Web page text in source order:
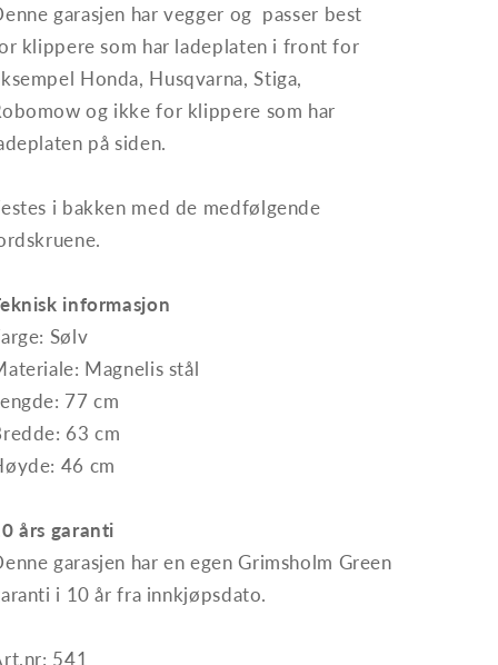
garasjen har vegger og passer best
klippere som har ladeplaten i front for
Honda, Husqvarna, Stiga,
og ikke for klippere som har
på siden.
i bakken med de medfølgende
informasjon
Sølv
Magnelis stål
77 cm
63 cm
46 cm
års garanti
garasjen har en egen Grimsholm Green
i 10 år fra innkjøpsdato.
541